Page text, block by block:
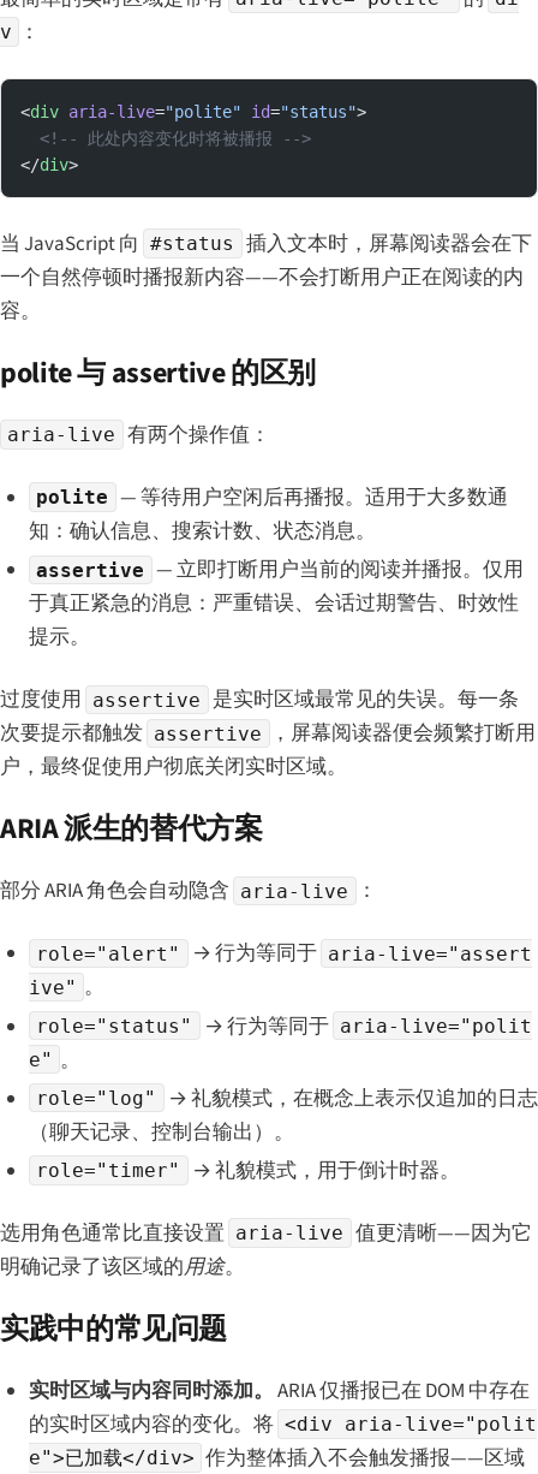
v
：
<div aria-live="polite" id="status">
  <!-- 此处内容变化时将被播报 -->
</div>
当 JavaScript 向 #status
插入文本时，屏幕阅读器会在下
一个自然停顿时播报新内容——不会打断用户正在阅读的内
容。
polite 与 assertive 的区别
aria-live 有两个操作值：
polite — 等待用户空闲后再播报。适用于大多数通
知：确认信息、搜索计数、状态消息。
assertive — 立即打断用户当前的阅读并播报。仅用
于真正紧急的消息：严重错误、会话过期警告、时效性
提示。
过度使用 assertive 是实时区域最常见的失误。每一条
次要提示都触发 assertive
，屏幕阅读器便会频繁打断用
户，最终促使用户彻底关闭实时区域。
ARIA 派生的替代方案
部分 ARIA 角色会自动隐含 aria-live ：
role="alert" → 行为等同于 aria-live="assert
ive" 。
role="status" → 行为等同于 aria-live="polit
e" 。
role="log"
→ 礼貌模式，在概念上表示仅追加的日志
（聊天记录、控制台输出）。
role="timer" → 礼貌模式，用于倒计时器。
选用角色通常比直接设置 aria-live 值更清晰——因为它
明确记录了该区域的用途。
实践中的常见问题
实时区域与内容同时添加。 ARIA 仅播报已在 DOM 中存在
的实时区域内容的变化。将 <div aria-live="polit
e">已加载</div> 作为整体插入不会触发播报——区域